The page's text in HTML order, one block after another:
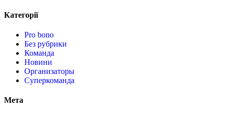
Категорії
Pro bono
Без рубрики
Команда
Новини
Организаторы
Суперкоманда
Мета